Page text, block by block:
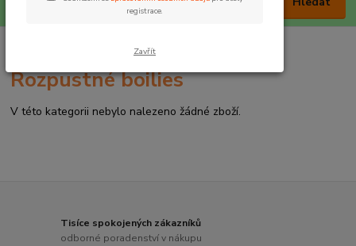
Rozpustné boilies
V této kategorii nebylo nalezeno žádné zboží.
Tisíce spokojených zákazníků
odborné poradenství v nákupu
registrace.
Zavřít